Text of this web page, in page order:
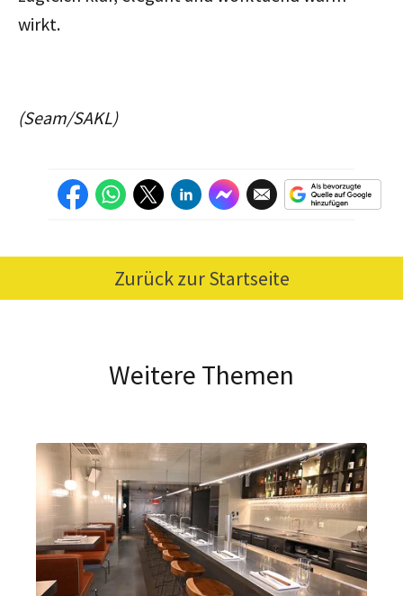
wirkt.
(Seam/SAKL)
Zurück zur Startseite
Weitere Themen